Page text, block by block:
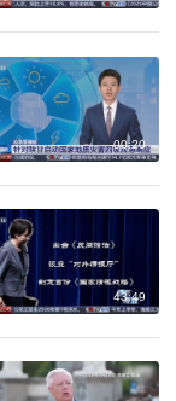
00:20
43:49